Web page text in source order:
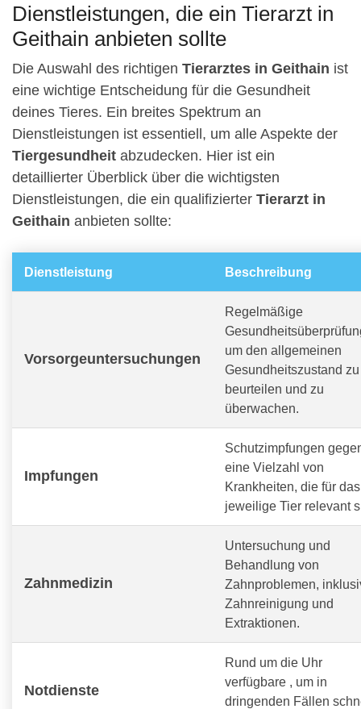
Dienstleistungen, die ein Tierarzt in
Geithain anbieten sollte
Die Auswahl des richtigen Tierarztes in Geithain ist
eine wichtige Entscheidung für die Gesundheit
deines Tieres. Ein breites Spektrum an
Dienstleistungen ist essentiell, um alle Aspekte der
Tiergesundheit abzudecken. Hier ist ein
detaillierter Überblick über die wichtigsten
Dienstleistungen, die ein qualifizierter Tierarzt in
Geithain anbieten sollte:
Dienstleistung Beschreibung
Vorsorgeuntersuchungen
Regelmäßige
um den allgemeinen
Gesundheitszustand zu
beurteilen und zu
überwachen.
Impfungen
Schutzimpfungen
eine Vielzahl von
Krankheiten, die für das
jeweilige Tier relevant
Zahnmedizin
Untersuchung und
Behandlung von
Zahnproblemen,
Zahnreinigung und
Extraktionen.
Notdienste
Rund um die Uhr
verfügbare , um in
dringenden Fällen